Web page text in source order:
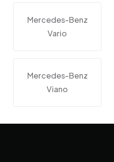
Mercedes-Benz
Vario
Mercedes-Benz
Viano